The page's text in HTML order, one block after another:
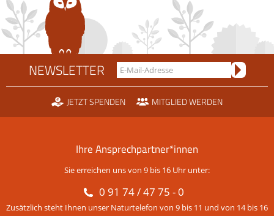
NEWSLETTER
JETZT SPENDEN MITGLIED WERDEN
Ihre Ansprechpartner*innen
Sie erreichen uns von 9 bis 16 Uhr unter:
0 91 74 / 47 75 - 0
Zusätzlich steht Ihnen unser Naturtelefon von 9 bis 11 und von 14 bis 16